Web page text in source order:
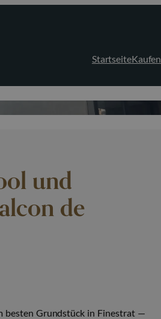
StartseiteKaufen
und
de
besten Grundstück in Finestrat —